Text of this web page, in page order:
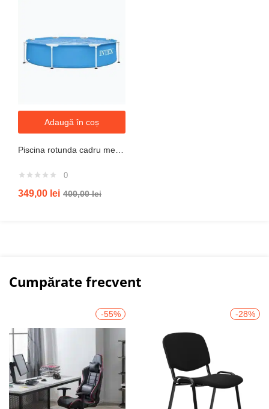
Adaugă în coș
0
349,00 lei 400,00lei
Cumpărate frecvent
-55% -28%